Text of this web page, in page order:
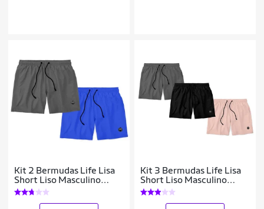
Kit 2 Bermudas Life Lisa
Short Liso Masculino
Básico Mauricinho Tactel
Kit 3 Bermudas Life Lisa
Short Liso Masculino
Básico Mauricinho Tactel